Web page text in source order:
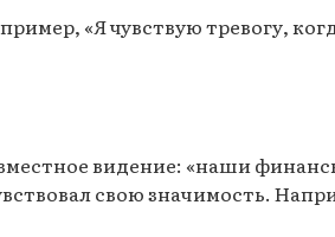
«Я чувствую тревогу,
видение: «наши
свою значимость.